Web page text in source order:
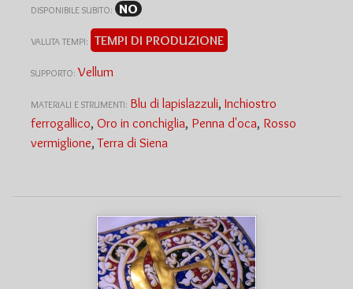
DISPONIBILE SUBITO: NO
VALUTA TEMPI: TEMPI DI PRODUZIONE
SUPPORTO: Vellum
MATERIALI E STRUMENTI: Blu di lapislazzuli, Inchiostro
ferrogallico, Oro in conchiglia, Penna d'oca, Rosso
vermiglione,Terra di Siena